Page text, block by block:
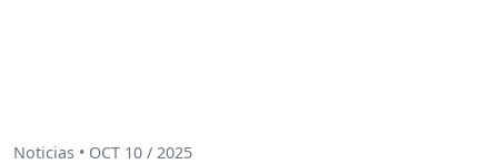
Noticias • OCT 10 / 2025